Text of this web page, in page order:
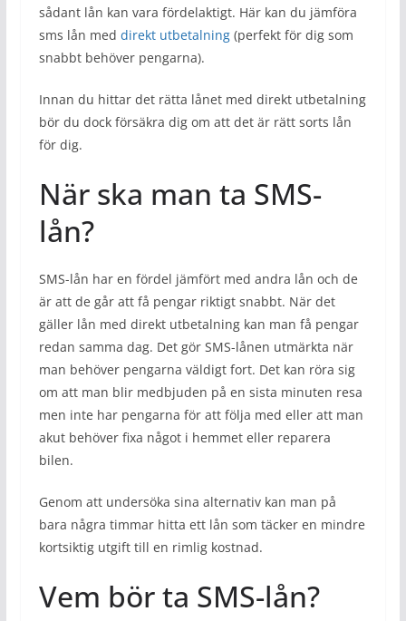
sådant lån kan vara fördelaktigt. Här kan du jämföra
sms lån med direkt utbetalning(perfekt för dig som
snabbt behöver pengarna).
Innan du hittar det rätta lånet med direkt utbetalning
bör du dock försäkra dig om att det är rätt sorts lån
för dig.
När ska man ta SMS-
lån?
SMS-lån har en fördel jämfört med andra lån och de
är att de går att få pengar riktigt snabbt. När det
gäller lån med direkt utbetalning kan man få pengar
redan samma dag. Det gör SMS-lånen utmärkta när
man behöver pengarna väldigt fort. Det kan röra sig
om att man blir medbjuden på en sista minuten resa
men inte har pengarna för att följa med eller att man
akut behöver fixa något i hemmet eller reparera
bilen.
Genom att undersöka sina alternativ kan man på
bara några timmar hitta ett lån som täcker en mindre
kortsiktig utgift till en rimlig kostnad.
Vem bör ta SMS-lån?